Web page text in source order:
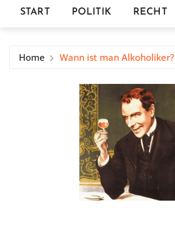
START POLITIK RECHT
Home Wann ist man Alkoholiker?